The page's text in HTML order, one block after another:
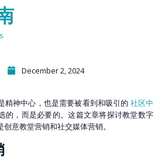
December 2, 2024
精神中心，也是需要被看到和吸引的 社区中
的，而是必要的。这篇文章将探讨教堂数字
意教堂营销和社交媒体营销。